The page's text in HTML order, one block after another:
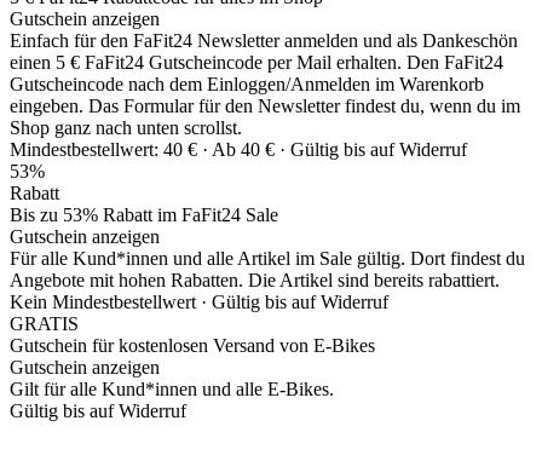
Gutschein anzeigen
Einfach für den FaFit24 Newsletter anmelden und als Dankeschön
einen 5 € FaFit24 Gutscheincode per Mail erhalten. Den FaFit24
Gutscheincode nach dem Einloggen/Anmelden im Warenkorb
eingeben. Das Formular für den Newsletter findest du, wenn du im
Shop ganz nach unten scrollst.
Mindestbestellwert: 40 € · Ab 40 € · Gültig bis auf Widerruf
53%
Rabatt
Bis zu 53% Rabatt im FaFit24 Sale
Gutschein anzeigen
Für alle Kund*innen und alle Artikel im Sale gültig. Dort findest du
Angebote mit hohen Rabatten. Die Artikel sind bereits rabattiert.
Kein Mindestbestellwert · Gültig bis auf Widerruf
GRATIS
Gutschein für kostenlosen Versand von E-Bikes
Gutschein anzeigen
Gilt für alle Kund*innen und alle E-Bikes.
Gültig bis auf Widerruf